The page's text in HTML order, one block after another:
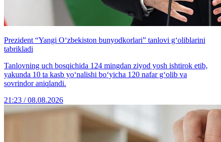
Prezident “Yangi O‘zbekiston bunyodkorlari” tanlovi g‘oliblarini
tabrikladi
Tanlovning uch bosqichida 124 mingdan ziyod yosh ishtirok etib,
yakunda 10 ta kasb yo‘nalishi bo‘yicha 120 nafar g‘olib va
sovrindor aniqlandi.
21:23 / 08.08.2026